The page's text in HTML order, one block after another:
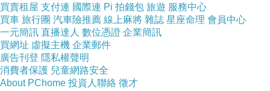
買賣租屋 支付連 國際連 Pi 拍錢包 旅遊 服務中心
買車 旅行團 汽車險推薦 線上麻將 雜誌 星座命理 會員中心
一元簡訊 直播達人 數位憑證 企業簡訊
買網址 虛擬主機 企業郵件
廣告刊登 隱私權聲明
消費者保護 兒童網路安全
About PChome 投資人聯絡 徵才